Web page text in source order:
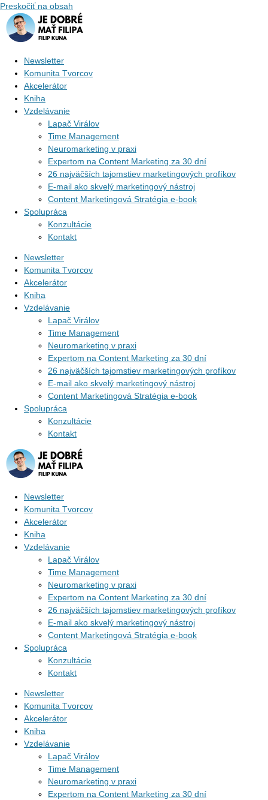
Preskočiť na obsah
Newsletter
Komunita Tvorcov
Akcelerátor
Kniha
Vzdelávanie
Lapač Virálov
Time Management
Neuromarketing v praxi
Expertom na Content Marketing za 30 dní
26 najväčších tajomstiev marketingových profíkov
E-mail ako skvelý marketingový nástroj
Content Marketingová Stratégia e-book
Spolupráca
Konzultácie
Kontakt
Newsletter
Komunita Tvorcov
Akcelerátor
Kniha
Vzdelávanie
Lapač Virálov
Time Management
Neuromarketing v praxi
Expertom na Content Marketing za 30 dní
26 najväčších tajomstiev marketingových profíkov
E-mail ako skvelý marketingový nástroj
Content Marketingová Stratégia e-book
Spolupráca
Konzultácie
Kontakt
Newsletter
Komunita Tvorcov
Akcelerátor
Kniha
Vzdelávanie
Lapač Virálov
Time Management
Neuromarketing v praxi
Expertom na Content Marketing za 30 dní
26 najväčších tajomstiev marketingových profíkov
E-mail ako skvelý marketingový nástroj
Content Marketingová Stratégia e-book
Spolupráca
Konzultácie
Kontakt
Newsletter
Komunita Tvorcov
Akcelerátor
Kniha
Vzdelávanie
Lapač Virálov
Time Management
Neuromarketing v praxi
Expertom na Content Marketing za 30 dní